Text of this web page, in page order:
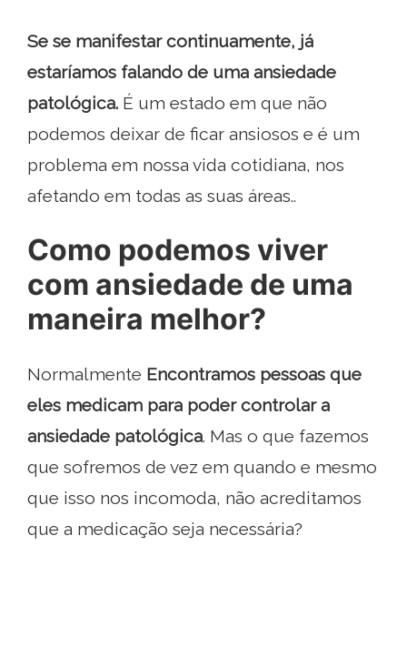
Se se manifestar continuamente, já
estaríamos falando de uma ansiedade
patológica. É um estado em que não
podemos deixar de ficar ansiosos e é um
problema em nossa vida cotidiana, nos
afetando em todas as suas áreas..
Como podemos viver
com ansiedade de uma
maneira melhor?
Normalmente Encontramos pessoas que
eles medicam para poder controlar a
ansiedade patológica. Mas o que fazemos
que sofremos de vez em quando e mesmo
que isso nos incomoda, não acreditamos
que a medicação seja necessária?